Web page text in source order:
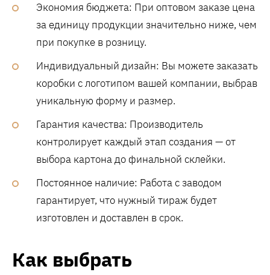
Экономия бюджета: При оптовом заказе цена
за единицу продукции значительно ниже, чем
при покупке в розницу.
Индивидуальный дизайн: Вы можете заказать
коробки с логотипом вашей компании, выбрав
уникальную форму и размер.
Гарантия качества: Производитель
контролирует каждый этап создания — от
выбора картона до финальной склейки.
Постоянное наличие: Работа с заводом
гарантирует, что нужный тираж будет
изготовлен и доставлен в срок.
Как выбрать